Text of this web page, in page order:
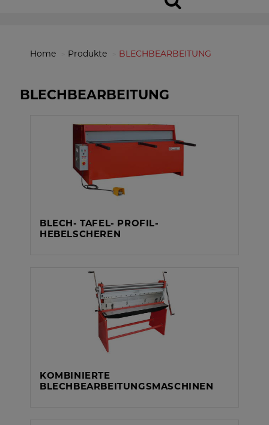
Home Produkte BLECHBEARBEITUNG
BLECHBEARBEITUNG
BLECH- TAFEL- PROFIL-
HEBELSCHEREN
KOMBINIERTE
BLECHBEARBEITUNGSMASCHINEN